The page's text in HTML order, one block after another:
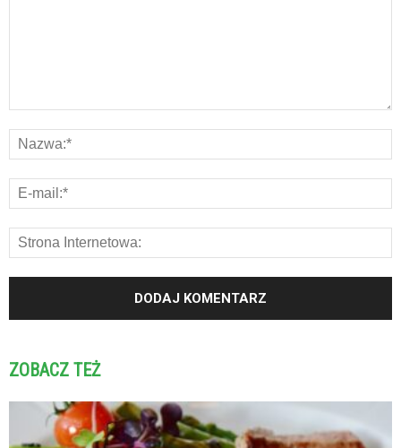
ZOBACZ TEŻ